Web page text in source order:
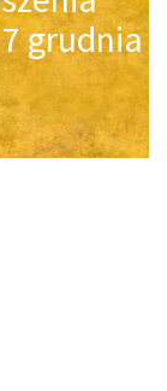
grudnia